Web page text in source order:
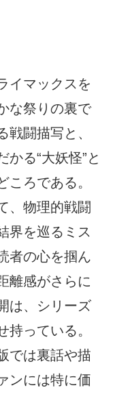
イマックスを
な祭りの裏で
闘描写と、
る“大妖怪”と
ころである。
、物理的戦闘
界を巡るミス
者の心を掴ん
離感がさらに
は、シリーズ
持っている。
では裏話や描
ンには特に価